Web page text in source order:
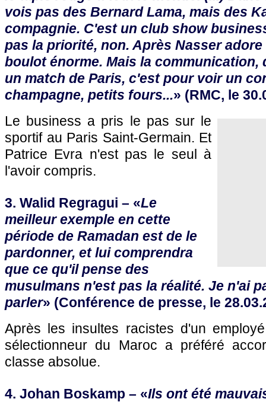
vois pas des Bernard Lama, mais des
compagnie. C'est un club show
pas la priorité, non. Après Nasser
boulot énorme. Mais la communication,
un match de Paris, c'est pour voir un
champagne, petits fours...» (RMC, le
Le business a pris le pas sur le
sportif au Paris Saint-Germain. Et
Patrice Evra n'est pas le seul à
l'avoir compris.
3. Walid Regragui – «Le
meilleur exemple en cette
période de Ramadan est de le
pardonner, et lui comprendra
que ce qu'il pense des
musulmans n'est pas la réalité. Je n'ai
parler» (Conférence de presse, le
Après les insultes racistes d'un
sélectionneur du Maroc a préféré
classe absolue.
4. Johan Boskamp – «Ils ont été